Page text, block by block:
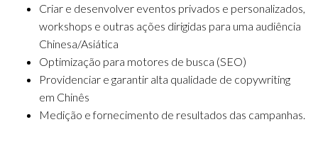
Criar e desenvolver eventos privados e personalizados,
workshops e outras ações dirigidas para uma audiência
Chinesa/Asiática
Optimização para motores de busca (SEO)
Providenciar e garantir alta qualidade de copywriting
em Chinês
Medição e fornecimento de resultados das campanhas.